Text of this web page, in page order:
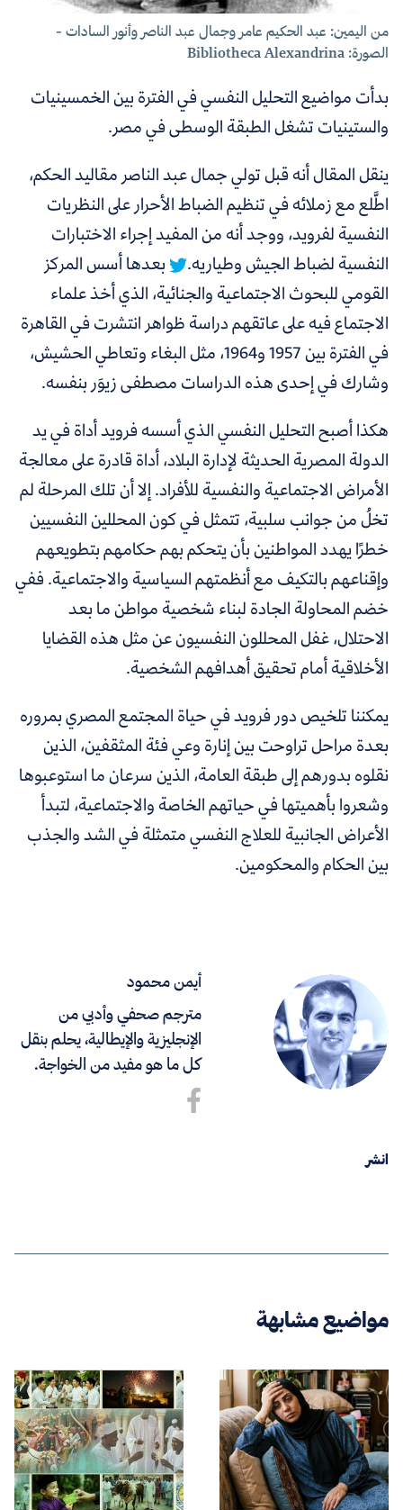
أيمن محمود
مترجم صحفي وأدبي من
الإنجليزية والإيطالية، يحلم بنقل
كل ما هو مفيد من الخواجة.
انشر
من اليمين: عبد الحكيم عامر وجمال عبد الناصر وأنور السادات -
الصورة: Bibliotheca Alexandrina
بدأت مواضيع التحليل النفسي في الفترة بين الخمسينيات
والستينيات تشغل الطبقة الوسطى في مصر.
ينقل المقال أنه قبل تولي جمال عبد الناصر مقاليد الحكم،
اطَّلع مع زملائه في تنظيم الضباط الأحرار على النظريات
النفسية لفرويد،ووجد أنه من المفيد إجراء الاختبارات
النفسية لضباط الجيش وطياريه.
بعدها أسس المركز
القومي للبحوث الاجتماعية والجنائية، الذي أخذ علماء
الاجتماع فيه على عاتقهم دراسة ظواهر انتشرت في القاهرة
في الفترة بين 1957 و1964، مثل البغاء وتعاطي الحشيش،
وشارك في إحدى هذه الدراسات مصطفى زيوَر بنفسه.
هكذا أصبح التحليل النفسي الذي أسسه فرويد أداة في يد
الدولة المصرية الحديثة لإدارة البلاد، أداة قادرة على معالجة
الأمراض الاجتماعية والنفسية للأفراد. إلا أن تلك المرحلة لم
تخلُ من جوانب سلبية، تتمثل في كون المحللين النفسيين
خطرًا يهدد المواطنين بأن يتحكم بهم حكامهم بتطويعهم
وإقناعهم بالتكيف مع أنظمتهم السياسية والاجتماعية. ففي
خضم المحاولة الجادة لبناء شخصية مواطن ما بعد
الاحتلال، غفل المحللون النفسيون عن مثل هذه القضايا
الأخلاقية أمام تحقيق أهدافهم الشخصية.
يمكننا تلخيص دور فرويد في حياة المجتمع المصري بمروره
بعدة مراحل تراوحت بين إنارة وعي فئة المثقفين، الذين
نقلوه بدورهم إلى طبقة العامة، الذين سرعان ما استوعبوها
وشعروا بأهميتها في حياتهم الخاصة والاجتماعية، لتبدأ
الأعراض الجانبية للعلاج النفسي متمثلة في الشد والجذب
بين الحكام والمحكومين.
مواضيع مشابهة